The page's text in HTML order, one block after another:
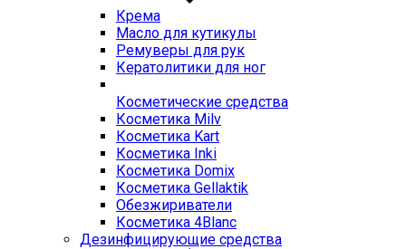
Крема
Масло для кутикулы
Ремуверы для рук
Кератолитики для ног
Косметические средства
Косметика Milv
Косметика Kart
Косметика Inki
Косметика Domix
Косметика Gellaktik
Обезжириватели
Косметика 4Blanc
Дезинфицирующие средства